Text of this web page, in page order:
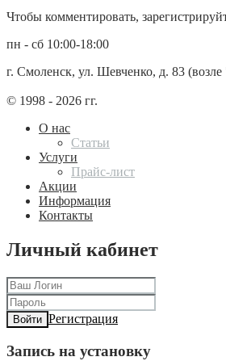
Чтобы комментировать,
пн - сб 10:00-18:00
г. Смоленск, ул. Шевченко, д. 83
© 1998 - 2026 гг.
О нас
Статьи
Услуги
Прайс-лист
Акции
Информация
Контакты
Личный кабинет
Войти Регистрация
Запись на установку